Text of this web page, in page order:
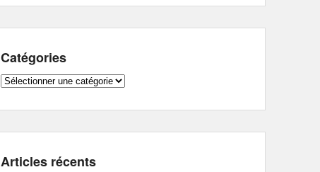
Catégories
Catégories
Articles récents